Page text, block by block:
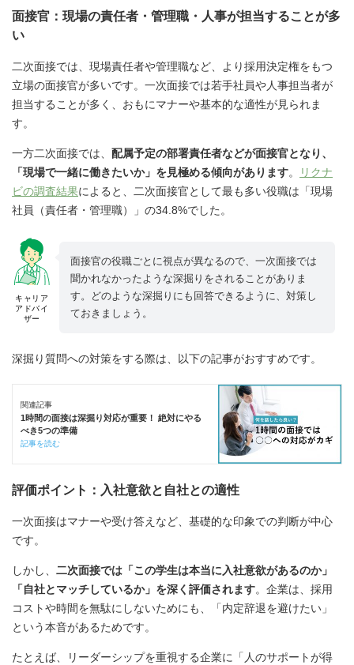
面接官：現場の責任者・管理職・人事が担当することが多
い
二次面接では、現場責任者や管理職など、より採用決定権をもつ
立場の面接官が多いです。一次面接では若手社員や人事担当者が
担当することが多く、おもにマナーや基本的な適性が見られま
す。
一方二次面接では、 配属予定の部署責任者などが面接官となり、
「現場で一緒に働きたいか」を見極める傾向があります。
リクナ
ビの調査結果によると、二次面接官として最も多い役職は「現場
社員（責任者・管理職）」の34.8%でした。
キャリア
アドバイ
ザー
面接官の役職ごとに視点が異なるので、一次面接では
聞かれなかったような深掘りをされることがありま
す。どのような深掘りにも回答できるように、対策し
ておきましょう。
深掘り質問への対策をする際は、以下の記事がおすすめです。
関連記事
1時間の面接は深掘り対応が重要！ 絶対にやる
べき5つの準備
記事を読む
評価ポイント：入社意欲と自社との適性
一次面接はマナーや受け答えなど、基礎的な印象での判断が中心
です。
しかし、 二次面接では「この学生は本当に入社意欲があるのか」
「自社とマッチしているか」を深く評価されます。企業は、採用
コストや時間を無駄にしないためにも、「内定辞退を避けたい」
という本音があるためです。
たとえば、リーダーシップを重視する企業に「人のサポートが得